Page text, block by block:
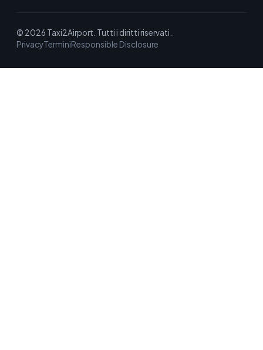
© 2026 Taxi2Airport. Tutti i diritti riservati.
PrivacyTerminiResponsible Disclosure